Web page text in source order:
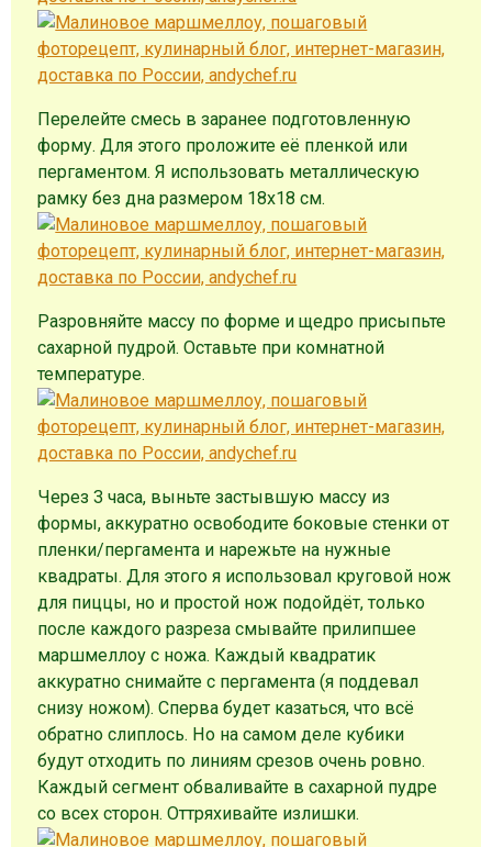
Перелейте смесь в заранее подготовленную
форму. Для этого проложите её пленкой или
пергаментом. Я использовать металлическую
рамку без дна размером 18х18 см.
Разровняйте массу по форме и щедро присыпьте
сахарной пудрой. Оставьте при комнатной
температуре.
Через 3 часа, выньте застывшую массу из
формы, аккуратно освободите боковые стенки от
пленки/пергамента и нарежьте на нужные
квадраты. Для этого я использовал круговой нож
для пиццы, но и простой нож подойдёт, только
после каждого разреза смывайте прилипшее
маршмеллоу с ножа. Каждый квадратик
аккуратно снимайте с пергамента (я поддевал
снизу ножом). Сперва будет казаться, что всё
обратно слиплось. Но на самом деле кубики
будут отходить по линиям срезов очень ровно.
Каждый сегмент обваливайте в сахарной пудре
со всех сторон. Оттряхивайте излишки.